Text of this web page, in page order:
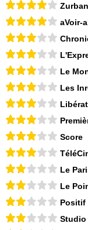
Zurban
aVoir-
Le
Les
Score
Le
Le
Positif
Studio